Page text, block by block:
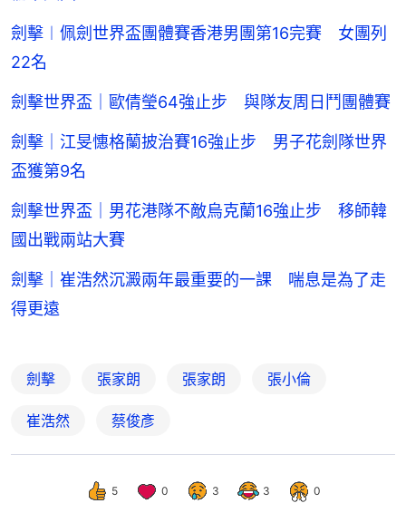
劍擊︱佩劍世界盃團體賽香港男團第16完賽 女團列
22名
劍擊世界盃｜歐倩瑩64強止步 與隊友周日鬥團體賽
劍擊｜江旻憓格蘭披治賽16強止步 男子花劍隊世界
盃獲第9名
劍擊世界盃｜男花港隊不敵烏克蘭16強止步 移師韓
國出戰兩站大賽
劍擊｜崔浩然沉澱兩年最重要的一課 喘息是為了走
得更遠
劍擊 張家朗 張家朗 張小倫
崔浩然 蔡俊彥
5 0 3 3 0